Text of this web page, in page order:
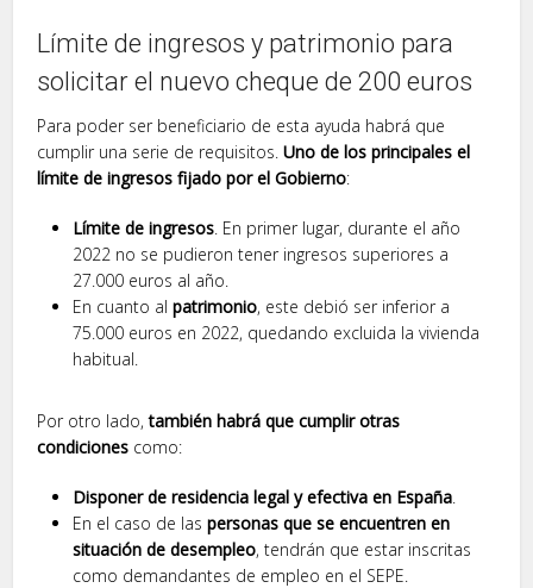
Límite de ingresos y patrimonio para
solicitar el nuevo cheque de 200 euros
Para poder ser beneficiario de esta ayuda habrá que
cumplir una serie de requisitos.Uno de los principales el
límite de ingresos fijado por el Gobierno:
Límite de ingresos. En primer lugar, durante el año
2022 no se pudieron tener ingresos superiores a
27.000 euros al año.
En cuanto alpatrimonio, este debió ser inferior a
75.000 euros en 2022, quedando excluida la vivienda
habitual.
Por otro lado,también habrá que cumplir otras
condiciones como:
Disponer de residencia legal y efectiva en España.
En el caso de laspersonas que se encuentren en
situación de desempleo, tendrán que estar inscritas
como demandantes de empleo en el SEPE.